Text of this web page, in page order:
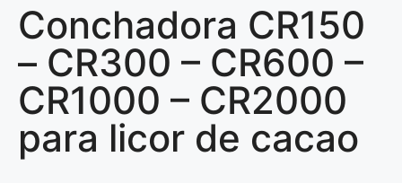
Conchadora CR150
– CR300 – CR600 –
CR1000 – CR2000
para licor de cacao